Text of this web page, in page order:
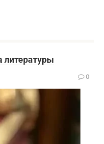
литературы
0